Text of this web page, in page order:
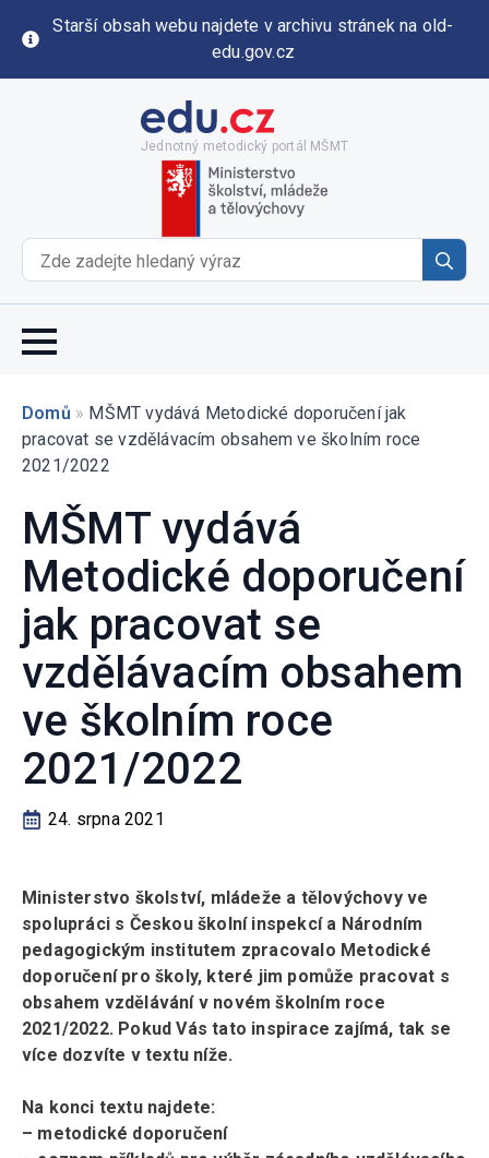
Starší obsah webu najdete v archivu stránek na old-
edu.gov.cz
Jednotný metodický portál MŠMT
for:
Domů » MŠMT vydává Metodické doporučení jak
pracovat se vzdělávacím obsahem ve školním roce
2021/2022
MŠMT vydává
Metodické doporučení
jak pracovat se
vzdělávacím obsahem
ve školním roce
2021/2022
24. srpna 2021
Ministerstvo školství, mládeže a tělovýchovy ve
spolupráci s Českou školní inspekcí a Národním
pedagogickým institutem zpracovalo Metodické
doporučení pro školy, které jim pomůže pracovat s
obsahem vzdělávání v novém školním roce
2021/2022. Pokud Vás tato inspirace zajímá, tak se
více dozvíte v textu níže.
Na konci textu najdete:
– metodické doporučení